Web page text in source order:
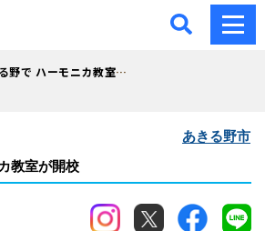
レ -東京・西多摩の
野で ハーモニカ教室が開校
教室が開校
あきる野市